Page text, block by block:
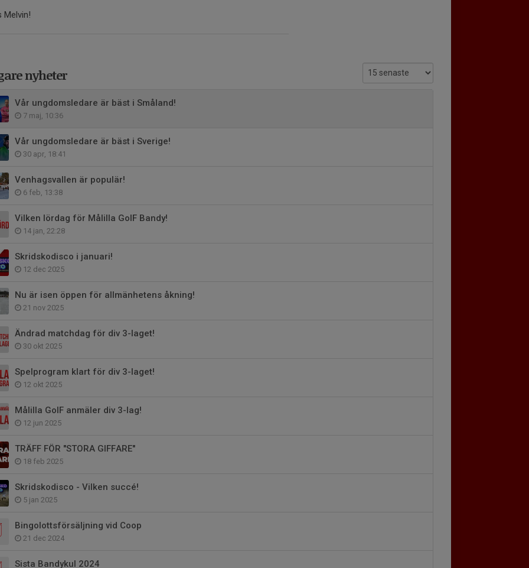
Melvin!
nyheter
Vår ungdomsledare är bäst i Småland!
7 maj, 10:36
Vår ungdomsledare är bäst i Sverige!
30 apr, 18:41
Venhagsvallen är populär!
6 feb, 13:38
Vilken lördag för Målilla GoIF Bandy!
14 jan, 22:28
Skridskodisco i januari!
12 dec 2025
Nu är isen öppen för allmänhetens åkning!
21 nov 2025
Ändrad matchdag för div 3-laget!
30 okt 2025
Spelprogram klart för div 3-laget!
12 okt 2025
Målilla GoIF anmäler div 3-lag!
12 jun 2025
TRÄFF FÖR "STORA GIFFARE"
18 feb 2025
Skridskodisco - Vilken succé!
5 jan 2025
Bingolottsförsäljning vid Coop
21 dec 2024
Sista Bandykul 2024